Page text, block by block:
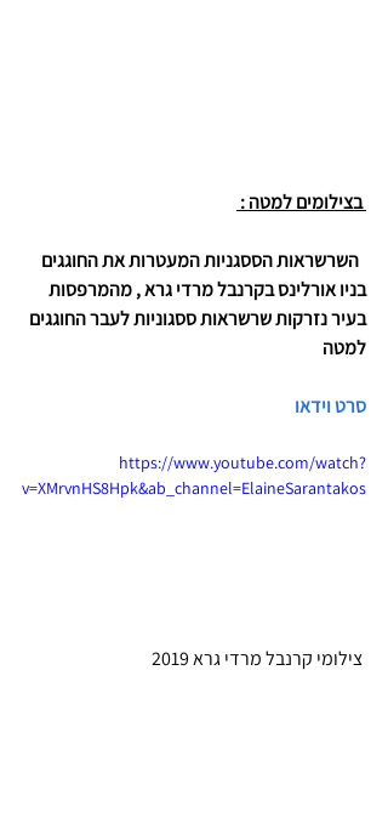
בצילומים למטה :
השרשראות הססגניות המעטרות את החוגגים
בניו אורלינס בקרנבל מרדי גרא , מהמרפסות
בעיר נזרקות שרשראות ססגוניות לעבר החוגגים
למטה
סרט וידאו
https://www.youtube.com/watch?
v=XMrvnHS8Hpk&ab_channel=ElaineSarantakos